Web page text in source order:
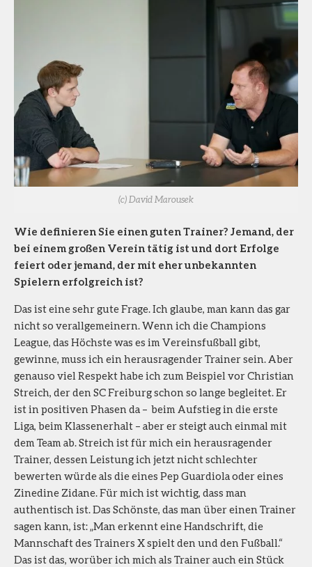
(c) David Marousek
Wie definieren Sie einen guten Trainer? Jemand, der
bei einem großen Verein tätig ist und dort Erfolge
feiert oder jemand, der mit eher unbekannten
Spielern erfolgreich ist?
Das ist eine sehr gute Frage. Ich glaube, man kann das gar
nicht so verallgemeinern. Wenn ich die Champions
League, das Höchste was es im Vereinsfußball gibt,
gewinne, muss ich ein herausragender Trainer sein. Aber
genauso viel Respekt habe ich zum Beispiel vor Christian
Streich, der den SC Freiburg schon so lange begleitet. Er
ist in positiven Phasen da – beim Aufstieg in die erste
Liga, beim Klassenerhalt – aber er steigt auch einmal mit
dem Team ab. Streich ist für mich ein herausragender
Trainer, dessen Leistung ich jetzt nicht schlechter
bewerten würde als die eines Pep Guardiola oder eines
Zinedine Zidane. Für mich ist wichtig, dass man
authentisch ist. Das Schönste, das man über einen Trainer
sagen kann, ist: „Man erkennt eine Handschrift, die
Mannschaft des Trainers X spielt den und den Fußball.“
Das ist das, worüber ich mich als Trainer auch ein Stück